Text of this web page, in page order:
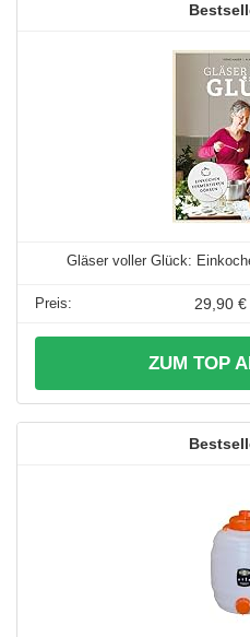
Gläser voller Glück:
29,90 €
ZUM TOP